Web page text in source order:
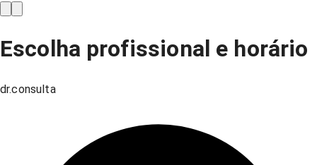
Escolha profissional e horário
dr.consulta